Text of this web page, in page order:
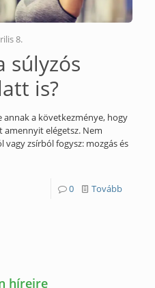
8.
súlyzós
is?
annak a következménye, hogy
amennyit elégetsz. Nem
zsírból fogysz: mozgás és
0 Tovább
híreire